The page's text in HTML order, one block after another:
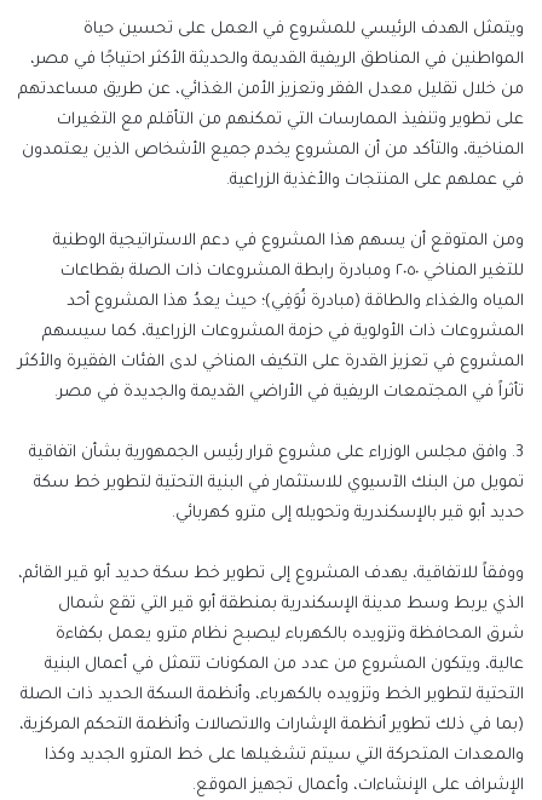
ويتمثل الهدف الرئيسي للمشروع في العمل على تحسين حياة
المواطنين في المناطق الريفية القديمة والحديثة الأكثر احتياجًا في مصر،
من خلال تقليل معدل الفقر وتعزيز الأمن الغذائي، عن طريق مساعدتهم
على تطوير وتنفيذ الممارسات التي تمكنهم من التأقلم مع التغيرات
المناخية، والتأكد من أن المشروع يخدم جميع الأشخاص الذين يعتمدون
في عملهم على المنتجات والأغذية الزراعية.
ومن المتوقع أن يسهم هذا المشروع في دعم الاستراتيجية الوطنية
للتغير المناخي ٢٠٥٠ ومبادرة رابطة المشروعات ذات الصلة بقطاعات
المياه والغذاء والطاقة (مبادرة نُوَفِي)؛ حيث يعدُ هذا المشروع أحد
المشروعات ذات الأولوية في حزمة المشروعات الزراعية، كما سيسهم
المشروع في تعزيز القدرة على التكيف المناخي لدى الفئات الفقيرة والأكثر
تأثراً في المجتمعات الريفية في الأراضي القديمة والجديدة في مصر.
3. وافق مجلس الوزراء على مشروع قرار رئيس الجمهورية بشأن اتفاقية
تمويل من البنك الآسيوي للاستثمار في البنية التحتية لتطوير خط سكة
حديد أبو قير بالإسكندرية وتحويله إلى مترو كهربائي.
ووفقاً للاتفاقية، يهدف المشروع إلى تطوير خط سكة حديد أبو قير القائم،
الذي يربط وسط مدينة الإسكندرية بمنطقة أبو قير التي تقع شمال
شرق المحافظة وتزويده بالكهرباء ليصبح نظام مترو يعمل بكفاءة
عالية، ويتكون المشروع من عدد من المكونات تتمثل في أعمال البنية
التحتية لتطوير الخط وتزويده بالكهرباء، وأنظمة السكة الحديد ذات الصلة
(بما في ذلك تطوير أنظمة الإشارات والاتصالات وأنظمة التحكم المركزية،
والمعدات المتحركة التي سيتم تشغيلها على خط المترو الجديد وكذا
الإشراف على الإنشاءات، وأعمال تجهيز الموقع.